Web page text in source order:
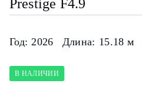
Prestige F4.9
Год: 2026 Длина: 15.18 м
В НАЛИЧИИ